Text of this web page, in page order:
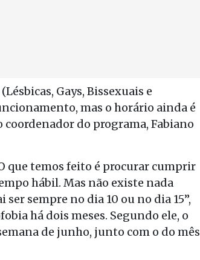
Gays, Bissexuais e
mas o horário ainda é
do programa, Fabiano
que temos feito é procurar cumprir
hábil. Mas não existe nada
sempre no dia 10 ou no dia 15”,
há dois meses. Segundo ele, o
de junho, junto com o do mês